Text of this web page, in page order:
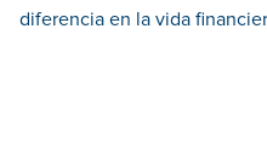
diferencia en la vida